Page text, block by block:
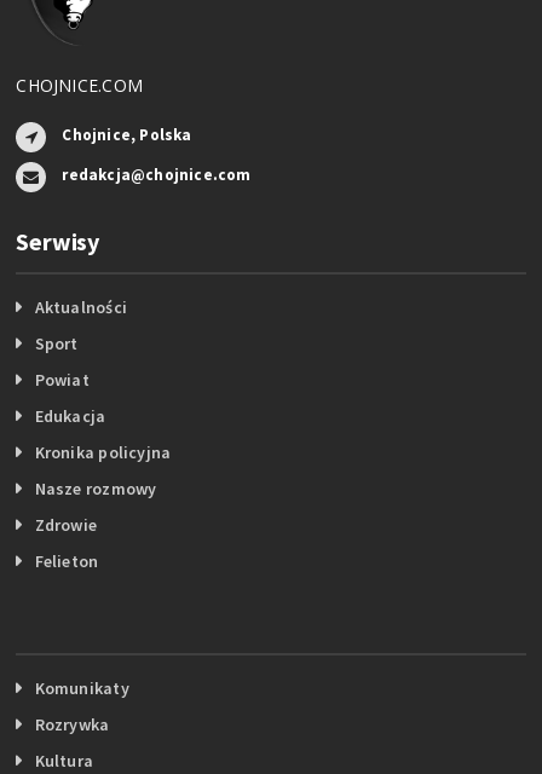
CHOJNICE.COM
Chojnice, Polska
redakcja@chojnice.com
Serwisy
Aktualności
Sport
Powiat
Edukacja
Kronika policyjna
Nasze rozmowy
Zdrowie
Felieton
Komunikaty
Rozrywka
Kultura